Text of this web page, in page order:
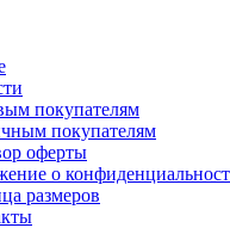
покупателям
покупателям
оферты
о
размеров